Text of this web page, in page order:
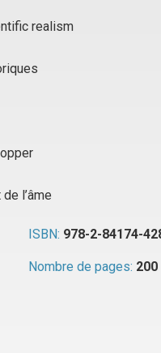
realism
l’âme
ISBN: 978-2-84174-
Nombre de pages: 200